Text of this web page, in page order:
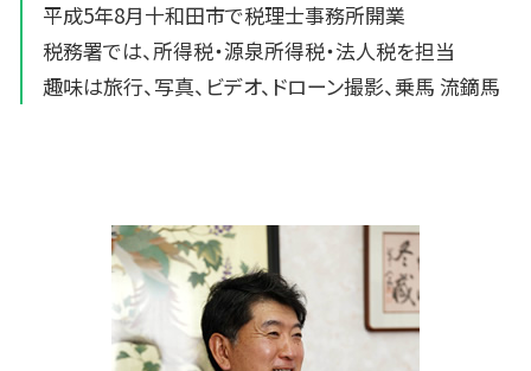
平成5年8月十和田市で税理士事務所開業
税務署では、所得税・源泉所得税・法人税を担当
趣味は旅行、写真、ビデオ、ドローン撮影、乗馬 流鏑馬